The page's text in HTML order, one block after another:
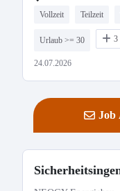
Vollzeit Teilzeit
Urlaub >= 30 3
24.07.2026
Job